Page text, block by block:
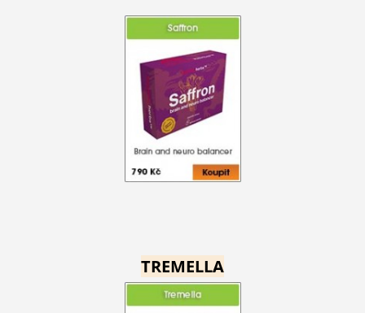
TREMELLA